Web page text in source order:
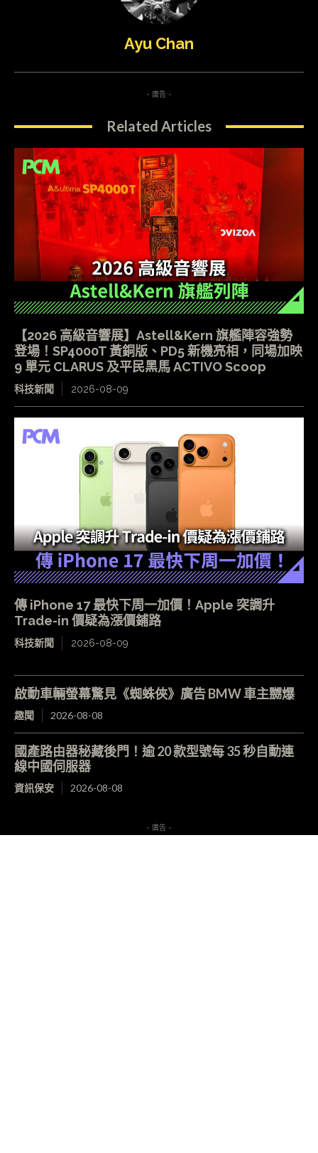
Ayu Chan
- 廣告 -
Related Articles
【2026 高級音響展】Astell&Kern 旗艦陣容強勢
登場！SP4000T 黃銅版、PD5 新機亮相，同場加映
9 單元 CLARUS 及平民黑馬 ACTIVO Scoop
科技新聞 2026-08-09
傳 iPhone 17 最快下周一加價！Apple 突調升
Trade-in 價疑為漲價鋪路
科技新聞 2026-08-09
啟動車輛螢幕驚見《蜘蛛俠》廣告 BMW 車主嬲爆
趣聞 2026-08-08
國產路由器秘藏後門！逾 20 款型號每 35 秒自動連
線中國伺服器
資訊保安 2026-08-08
- 廣告 -